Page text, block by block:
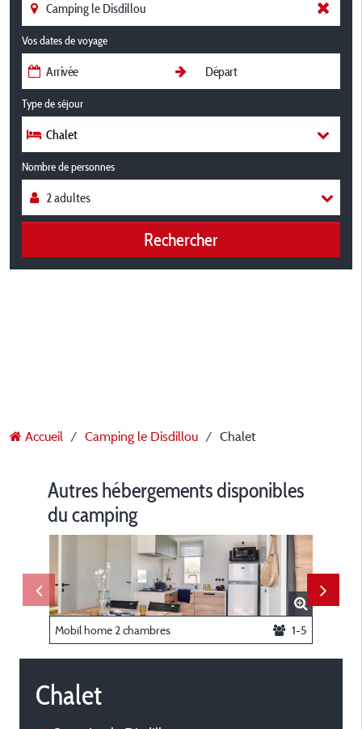
Vos dates de voyage
Type de séjour
Chalet
Nombre de personnes
Rechercher
Accueil Camping le Disdillou Chalet
Autres hébergements disponibles
du camping
Mobil home 2 chambres 1-5
Chalet